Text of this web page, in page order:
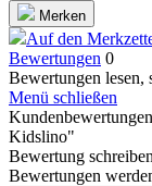
Merken
Auf den
Bewertungen 0
Bewertungen lesen,
Menü schließen
Kidslino"
Bewertung schreiben
Bewertungen